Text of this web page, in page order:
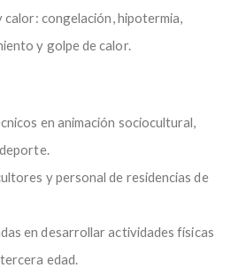
calor: congelación, hipotermia,
y golpe de calor.
en animación sociocultural,
y personal de residencias de
en desarrollar actividades físicas
edad.